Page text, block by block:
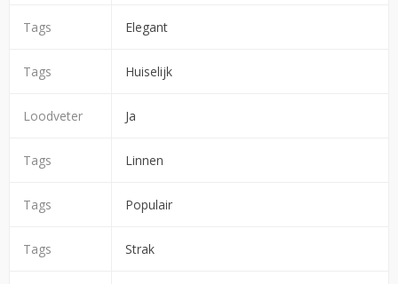
Tags Elegant
Tags Huiselijk
Loodveter Ja
Tags Linnen
Tags Populair
Tags Strak